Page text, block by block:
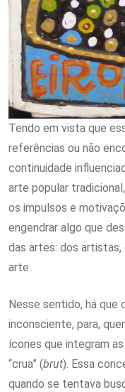
Tendo em vista que
referências ou não
continuidade
arte popular
os impulsos e
engendrar algo que
das artes: dos
arte.
Nesse sentido, há que
inconsciente, para,
ícones que integram
“crua” (brut). Essa
quando se tentava